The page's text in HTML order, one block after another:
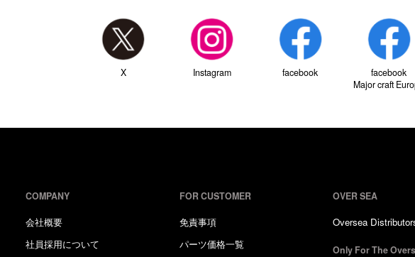
X Instagram facebook
facebook
Major craft
COMPANY
会社概要
社員採用について
FOR CUSTOMER
免責事項
パーツ価格一覧
OVER SEA
Oversea
Only For The